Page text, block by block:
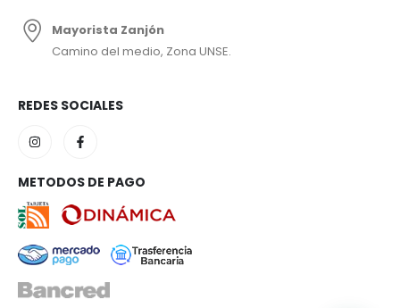
Mayorista Zanjón
Camino del medio, Zona UNSE.
REDES SOCIALES
METODOS DE PAGO